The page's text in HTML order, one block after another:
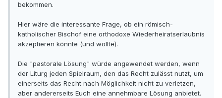
bekommen.
Hier wäre die interessante Frage, ob ein römisch-
katholischer Bischof eine orthodoxe Wiederheiratserlaubnis
akzeptieren könnte (und wollte).
Die "pastorale Lösung" würde angewendet werden, wenn
der Liturg jeden Spielraum, den das Recht zulässt nutzt, um
einerseits das Recht nach Möglichkeit nicht zu verletzen,
aber andererseits Euch eine annehmbare Lösung anbietet.